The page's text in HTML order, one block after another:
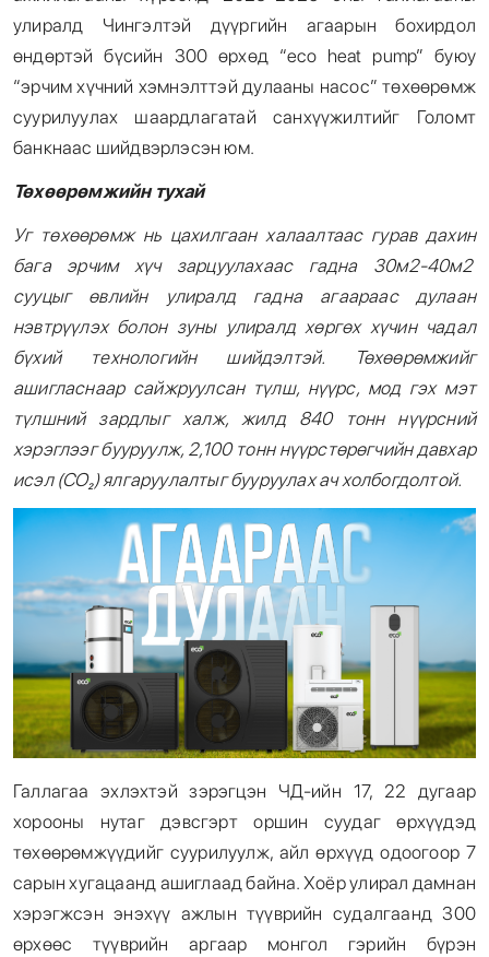
улиралд Чингэлтэй дүүргийн агаарын бохирдол
өндөртэй бүсийн 300 өрхөд “eco heat pump” буюу
“эрчим хүчний хэмнэлттэй дулааны насос” төхөөрөмж
суурилуулах шаардлагатай санхүүжилтийг Голомт
банкнаас шийдвэрлэсэн юм.
Төхөөрөмжийн тухай
Уг төхөөрөмж нь цахилгаан халаалтаас гурав дахин
бага эрчим хүч зарцуулахаас гадна 30м2-40м2
сууцыг өвлийн улиралд гадна агаараас дулаан
нэвтрүүлэх болон зуны улиралд хөргөх хүчин чадал
бүхий технологийн шийдэлтэй. Төхөөрөмжийг
ашигласнаар сайжруулсан түлш, нүүрс, мод гэх мэт
түлшний зардлыг халж, жилд 840 тонн нүүрсний
хэрэглээг бууруулж, 2,100 тонн нүүрстөрөгчийн давхар
исэл (CO₂)ялгаруулалтыг бууруулах ач холбогдолтой.
Галлагаа эхлэхтэй зэрэгцэн ЧД-ийн 17, 22 дугаар
хорооны нутаг дэвсгэрт оршин суудаг өрхүүдэд
төхөөрөмжүүдийг суурилуулж, айл өрхүүд одоогоор 7
сарын хугацаанд ашиглаад байна. Хоёр улирал дамнан
хэрэгжсэн энэхүү ажлын түүврийн судалгаанд 300
өрхөөс түүврийн аргаар монгол гэрийн бүрэн